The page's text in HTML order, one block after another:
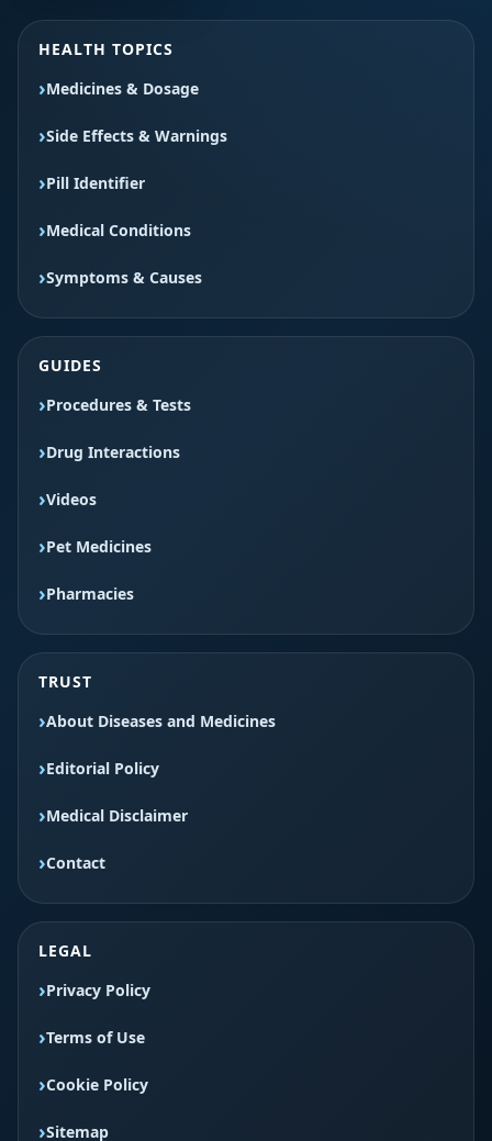
HEALTH TOPICS
Medicines & Dosage
Side Effects & Warnings
Pill Identifier
Medical Conditions
Symptoms & Causes
GUIDES
Procedures & Tests
Drug Interactions
Videos
Pet Medicines
Pharmacies
TRUST
About Diseases and Medicines
Editorial Policy
Medical Disclaimer
Contact
LEGAL
Privacy Policy
Terms of Use
Cookie Policy
Sitemap